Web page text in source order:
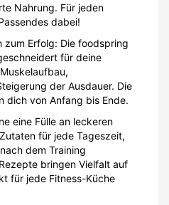
Nahrung. Für jeden
dabei!
Erfolg: Die foodspring
für deine
der Ausdauer. Die
dich von Anfang bis Ende.
eine Fülle an leckeren
für jede Tageszeit,
dem Training
bringen Vielfalt auf
für jede Fitness-Küche